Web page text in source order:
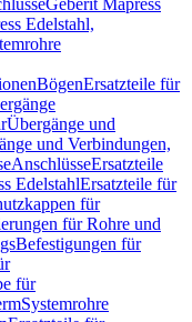
Geberit Mapress
Edelstahl,
BögenErsatzteile für
Übergänge und
und Verbindungen,
AnschlüsseErsatzteile
EdelstahlErsatzteile für
für
für Rohre und
Befestigungen für
für
Systemrohre